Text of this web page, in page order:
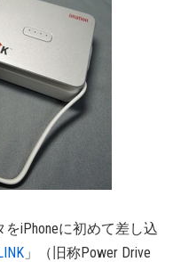
をiPhoneに初めて差し込
」（旧称Power Drive